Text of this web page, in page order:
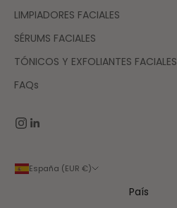
LIMPIADORES FACIALES
SÉRUMS FACIALES
TÓNICOS Y EXFOLIANTES FACIALES
FAQs
España (EUR €)
País